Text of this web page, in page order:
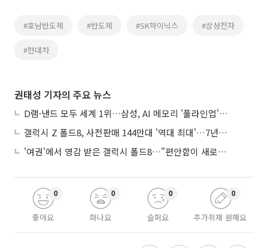
#호남반도체 #반도체 #SK하이닉스 #삼성전자
#현대차
권태성 기자의 주요 뉴스
D램·낸드 모두 세계 1위…삼성, AI 메모리 '풀라인업'으로 승부
갤럭시 Z 폴드8, 사전판매 144만대 '역대 최대'…7년만에 갤노트10 기록 넘어
'여권'에서 영감 받은 갤럭시 폴드8…"편안함이 새로운 디자인 경쟁력"
좋아요
0
화나요
0
슬퍼요
0
추가취재 원해요
0